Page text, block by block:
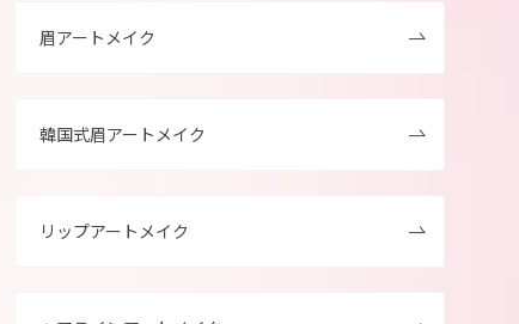
眉アートメイク
韓国式眉アートメイク
リップアートメイク